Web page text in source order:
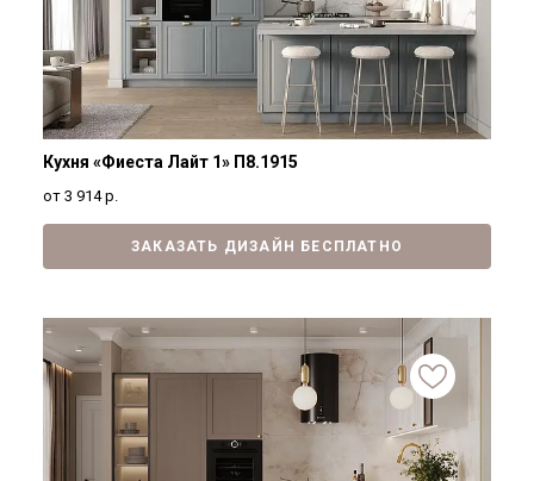
Кухня «Фиеста Лайт 1» П8.1915
от 3 914р.
ЗАКАЗАТЬ ДИЗАЙН БЕСПЛАТНО